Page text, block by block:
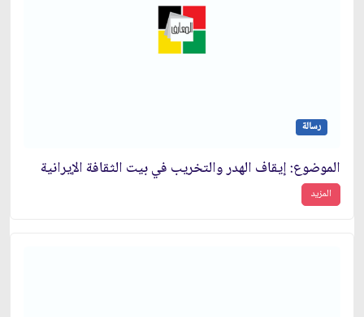
رسالة
الموضوع: إيقاف الهدر والتخريب في بيت الثقافة الإيرانية
المزيد